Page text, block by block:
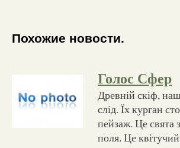
Похожие новости.
Голос Сфер
Древній скіф,
слід. Їх курган
пейзаж. Це свята
поля. Це